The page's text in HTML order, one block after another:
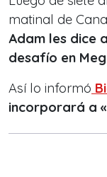
matinal de
Adam les dice
desafío en
Así lo informó
incorporará a